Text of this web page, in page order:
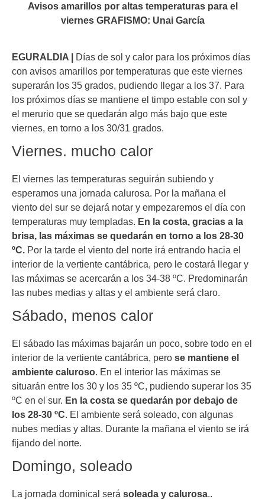
Avisos amarillos por altas temperaturas para el
viernes GRAFISMO: Unai García
EGURALDIA | Días de sol y calor para los próximos días
con avisos amarillos por temperaturas que este viernes
superarán los 35 grados, pudiendo llegar a los 37. Para
los próximos días se mantiene el timpo estable con sol y
el merurio que se quedarán algo más bajo que este
viernes, en torno a los 30/31 grados.
Viernes. mucho calor
El viernes las temperaturas seguirán subiendo y
esperamos una jornada calurosa. Por la mañana el
viento del sur se dejará notar y empezaremos el día con
temperaturas muy templadas. En la costa, gracias a la
brisa, las máximas se quedarán en torno a los 28-30
ºC. Por la tarde el viento del norte irá entrando hacia el
interior de la vertiente cantábrica, pero le costará llegar y
las máximas se acercarán a los 34-38 ºC. Predominarán
las nubes medias y altas y el ambiente será claro.
Sábado, menos calor
El sábado las máximas bajarán un poco, sobre todo en el
interior de la vertiente cantábrica, pero se mantiene el
ambiente caluroso. En el interior las máximas se
situarán entre los 30 y los 35 ºC, pudiendo superar los 35
ºC en el sur. En la costa se quedarán por debajo de
los 28-30 ºC. El ambiente será soleado, con algunas
nubes medias y altas. Durante la mañana el viento se irá
fijando del norte.
Domingo, soleado
La jornada dominical será soleada y calurosa..